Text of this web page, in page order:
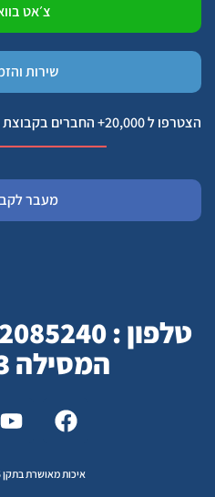
צ׳אט
שירות
הצטרפו ל 20,000+ החברים בקבוצת הפייסבוק שלנו ״מטפלים בהורים
מעבר
המסילה 23 , נשר
איכות מאושרת בתקן ISO 9001:2015